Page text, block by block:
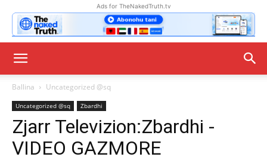
Ads for TheNakedTruth.tv
Ballina Uncategorized @sq
Uncategorized @sq Zbardhi
Zjarr Televizion:Zbardhi -
VIDEO GAZMORE